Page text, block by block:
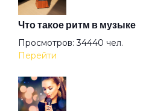
Любовь прекрасна
Что такое ритм в музыке
Просмотров: 34440 чел.
Перейти